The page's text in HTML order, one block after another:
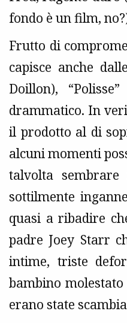
fondo è un film,
Frutto di
capisce anche
Doillon),
drammatico. In
il prodotto al di
alcuni momenti
talvolta
sottilmente
quasi a ribadire
padre Joey Starr
intime, triste
bambino
erano state